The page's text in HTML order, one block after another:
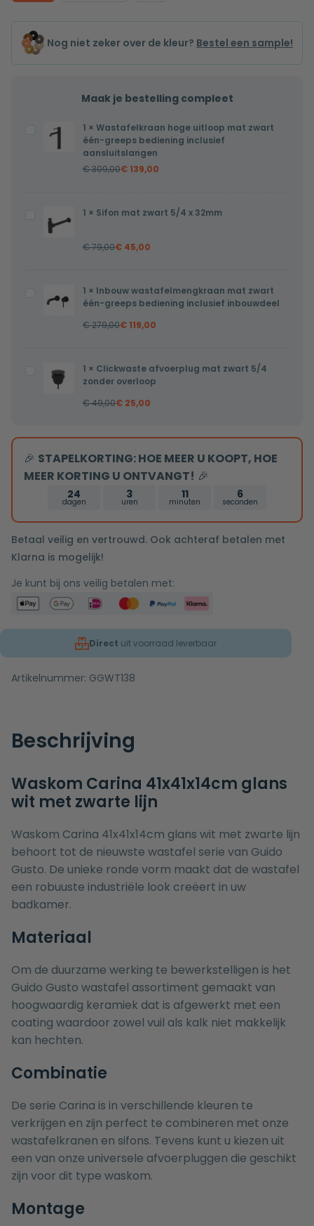
Nog niet zeker over de kleur? Bestel een sample!
Maak je bestelling compleet
Wastafelkraan
hoge
één-
greeps
bediening
aansluitslangen
1 × Wastafelkraan hoge uitloop mat zwart
één-greeps bediening inclusief
aansluitslangen
€309,00€ 139,00
Sifon
mat
32mm
1 × Sifon mat zwart 5/4 x 32mm
€79,00€ 45,00
Inbouw
wastafelmengkraan
greeps
bediening
inbouwdeel
1 × Inbouw wastafelmengkraan mat zwart
één-greeps bediening inclusief inbouwdeel
€279,00€ 119,00
Clickwaste
afvoerplug
5/4
zonder
overloop
1 × Clickwaste afvoerplug mat zwart 5/4
zonder overloop
€49,00€ 25,00
🎉 STAPELKORTING: HOE MEER U KOOPT, HOE
MEER KORTING U ONTVANGT! 🎉
24
dagen
3
uren
11
minuten
5
seconden
Betaal veilig en vertrouwd. Ook achteraf betalen met
Klarna is mogelijk!
Je kunt bij ons veilig betalen met:
Direct uit voorraad leverbaar
Artikelnummer: GGWT138
Beschrijving
Waskom Carina 41x41x14cm glans
wit met zwarte lijn
Waskom Carina 41x41x14cm glans wit met zwarte lijn
behoort tot de nieuwste wastafel serie van Guido
Gusto. De unieke ronde vorm maakt dat de wastafel
een robuuste industriële look creëert in uw
badkamer.
Materiaal
Om de duurzame werking te bewerkstelligen is het
Guido Gusto wastafel assortiment gemaakt van
hoogwaardig keramiek dat is afgewerkt met een
coating waardoor zowel vuil als kalk niet makkelijk
kan hechten.
Combinatie
De serie Carina is in verschillende kleuren te
verkrijgen en zijn perfect te combineren met onze
wastafelkranen en sifons. Tevens kunt u kiezen uit
een van onze universele afvoerpluggen die geschikt
zijn voor dit type waskom.
Montage